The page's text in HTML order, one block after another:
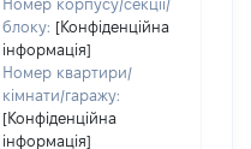
Номер корпусу/секції/
блоку: [Конфіденційна
інформація]
Номер квартири/
кімнати/гаражу:
[Конфіденційна
інформація]